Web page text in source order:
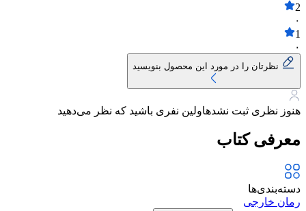
2
۰
1
۰
نظرتان را در مورد این محصول بنویسید
هنوز نظری ثبت نشدهاولین نفری باشید که نظر می‌دهید
معرفی کتاب
دسته‌بندی‌ها
رمان خارجی